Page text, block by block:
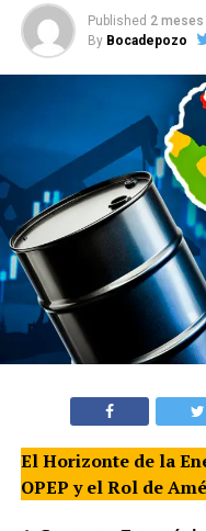
Published 2 meses
By Bocadepozo
El Horizonte de la
OPEP y el Rol de